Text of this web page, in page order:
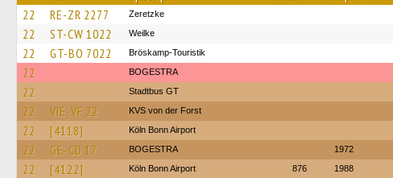
22 RE-ZR 2277 Zeretzke
22 ST-CW 1022 Weilke
22 GT-BO 7022 Bröskamp-Touristik
22 BOGESTRA
22 Stadtbus GT
22 VIE-VF 22 KVS von der Forst
22 [4118] Köln Bonn Airport
22 GE-CD 17 BOGESTRA 1972
22 [4122] Köln Bonn Airport 876 1988